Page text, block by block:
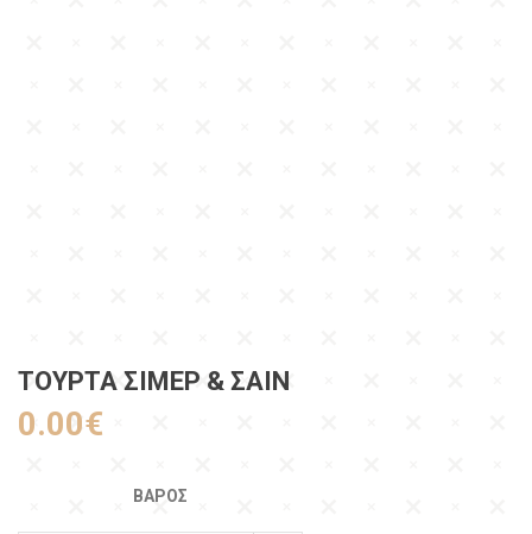
ΤΟΥΡΤΑ ΣΙΜΕΡ & ΣΑΙΝ
0.00€
ΒΆΡΟΣ